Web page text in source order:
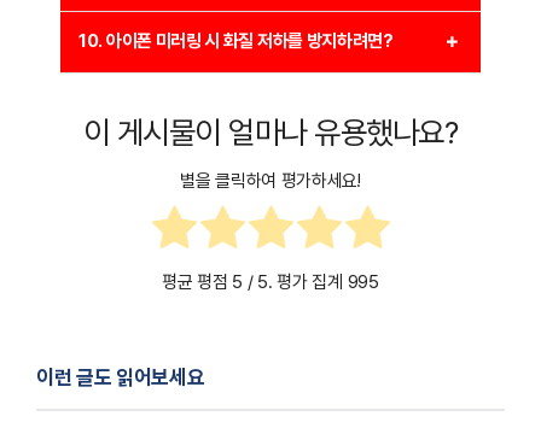
용하면 AirPlay를 지원하지 않는 삼성 TV에서도 미러링
이 가능합니다.
HDMI 어댑터를 사용하면 Wi-Fi 없이도 미러링이 가능
합니다.
터넷 없이도 기기 간 미러링이 가능합니다.
미러링이 자주 끊긴다면 다음 방법을 시도해보세요.
Wi-Fi 환경이 불안정하면 라우터를 재부팅하거나
TV와 아이폰의 소프트웨어 업데이트가 최신인지 확인하
삼성 TV의 네트워크 설정을 초기화하고 다시 연결해보
10. 아이폰 미러링 시 화질 저하를 방지하려면?
AirPlay 사용 시 Wi-Fi 속도가 빠른 5GHz 대역으로 설
유선 연결(HDMI 어댑터)을 사용하면 안정적인 고화질
미러링이 가능합니다.
미러링 중 다른 앱을 실행하면 성능이 저하될 수 있으므
이 게시물이 얼마나 유용했나요?
별을 클릭하여 평가하세요!
평균 평점 5 / 5. 평가 집계 995
이런 글도 읽어보세요